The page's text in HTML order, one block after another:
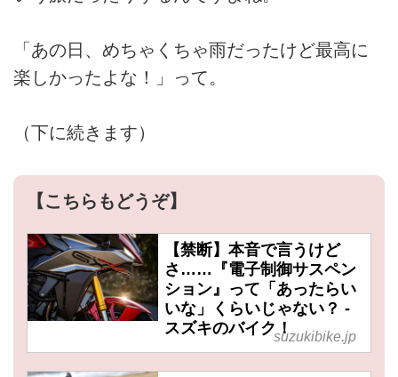
「あの日、めちゃくちゃ雨だったけど最高に
楽しかったよな！」って。
（下に続きます）
【こちらもどうぞ】
【禁断】本音で言うけど
さ……『電子制御サスペン
ション』って「あったらい
いな」くらいじゃない？ -
スズキのバイク！suzukibike.jp